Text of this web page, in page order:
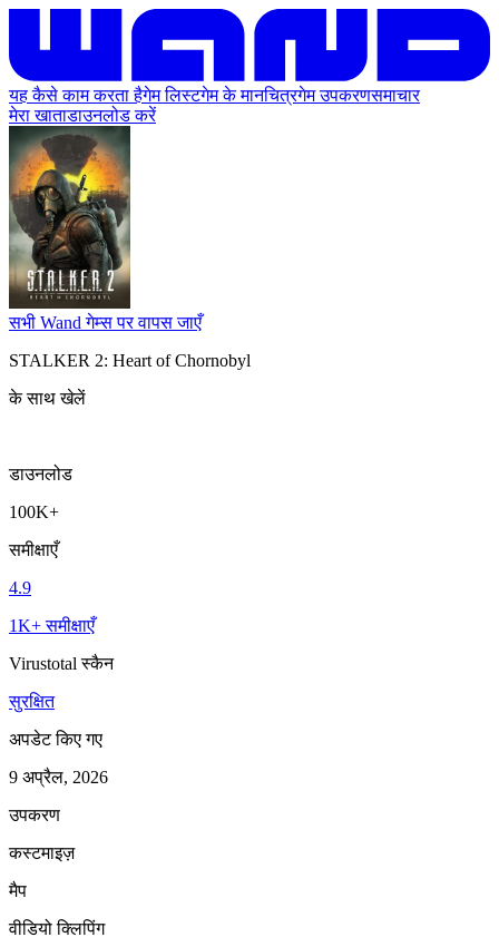
यह कैसे काम करता हैगेम लिस्टगेम के मानचित्रगेम उपकरणसमाचार
मेरा खाताडाउनलोड करें
सभी Wand गेम्स पर वापस जाएँ
STALKER 2: Heart of Chornobyl
के साथ खेलें
डाउनलोड
100K+
समीक्षाएँ
4.9
1K+ समीक्षाएँ
Virustotal स्कैन
सुरक्षित
अपडेट किए गए
9 अप्रैल, 2026
उपकरण
कस्टमाइज़
मैप
वीडियो क्लिपिंग